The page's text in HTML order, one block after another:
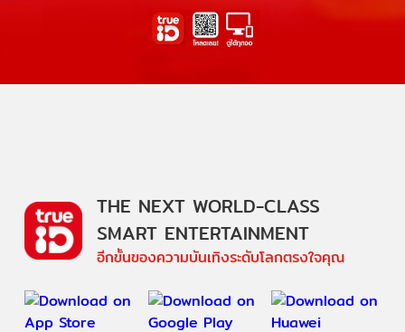
THE NEXT WORLD-CLASS
SMART ENTERTAINMENT
อีกขั้นของความบันเทิงระดับโลกตรงใจคุณ